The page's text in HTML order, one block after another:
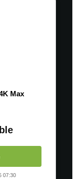
Max
07:30